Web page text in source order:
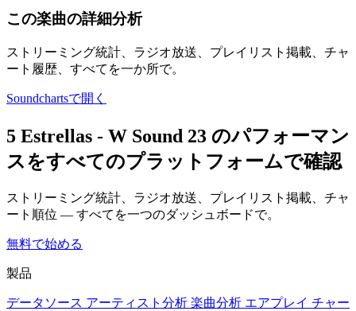
この楽曲の詳細分析
ストリーミング統計、ラジオ放送、プレイリスト掲載、チャ
ート履歴、すべてを一か所で。
Soundchartsで開く
5 Estrellas - W Sound 23 のパフォーマン
スをすべてのプラットフォームで確認
ストリーミング統計、ラジオ放送、プレイリスト掲載、チャ
ート順位 — すべてを一つのダッシュボードで。
無料で始める
製品
データソース アーティスト分析 楽曲分析 エアプレイ チャー